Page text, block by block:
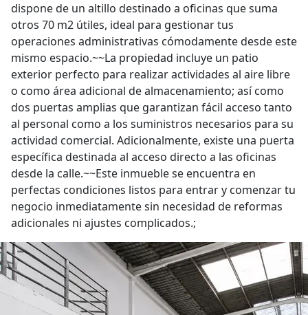
dispone de un altillo destinado a oficinas que suma
otros 70 m2 útiles, ideal para gestionar tus
operaciones administrativas cómodamente desde este
mismo espacio.~~La propiedad incluye un patio
exterior perfecto para realizar actividades al aire libre
o como área adicional de almacenamiento; así como
dos puertas amplias que garantizan fácil acceso tanto
al personal como a los suministros necesarios para su
actividad comercial. Adicionalmente, existe una puerta
específica destinada al acceso directo a las oficinas
desde la calle.~~Este inmueble se encuentra en
perfectas condiciones listos para entrar y comenzar tu
negocio inmediatamente sin necesidad de reformas
adicionales ni ajustes complicados.;